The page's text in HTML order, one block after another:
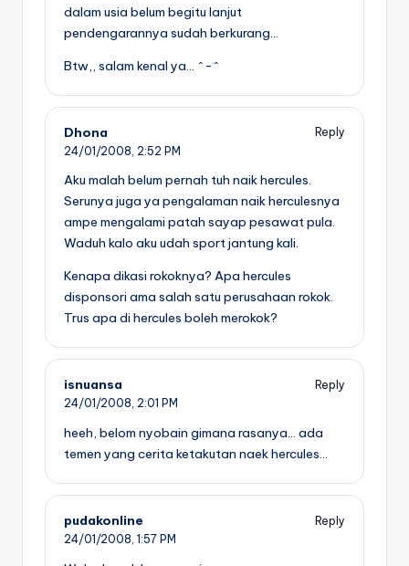
dalam usia belum begitu lanjut
pendengarannya sudah berkurang…
Btw,, salam kenal ya… ^-^
Dhona
Reply
24/01/2008, 2:52 PM
Aku malah belum pernah tuh naik hercules.
Serunya juga ya pengalaman naik herculesnya
ampe mengalami patah sayap pesawat pula.
Waduh kalo aku udah sport jantung kali.
Kenapa dikasi rokoknya? Apa hercules
disponsori ama salah satu perusahaan rokok.
Trus apa di hercules boleh merokok?
isnuansa
Reply
24/01/2008, 2:01 PM
heeh, belom nyobain gimana rasanya… ada
temen yang cerita ketakutan naek hercules…
pudakonline
Reply
24/01/2008, 1:57 PM